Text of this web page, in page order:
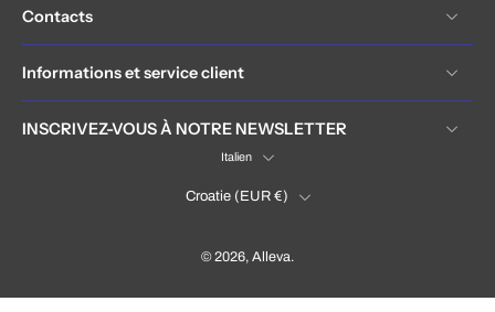
Contacts
Informations et service client
INSCRIVEZ-VOUS À NOTRE NEWSLETTER
Italien
Croatie ‎(EUR €)‎
© 2026, Alleva.